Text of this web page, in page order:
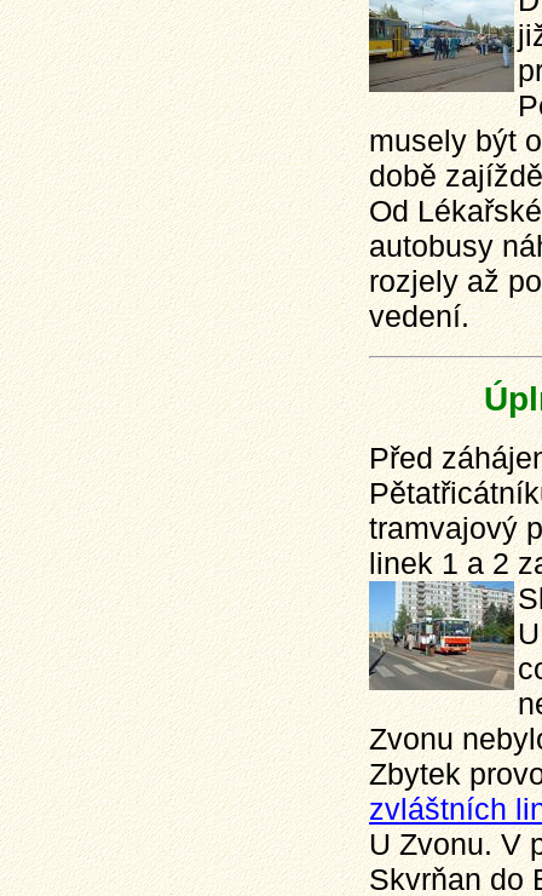
musely být
době
Od
autobusy
rozjely až
vedení.
Před
tramvajový
linek 1 a 2
Zvonu
Zbytek
zvláštních
U Zvonu. V
Skvrňan do